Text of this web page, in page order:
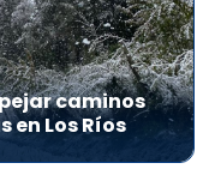
caminos
Los Ríos